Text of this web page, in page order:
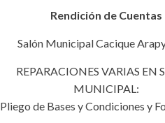
Rendición de Cuentas
Salón Municipal Cacique
REPARACIONES VARIAS EN
MUNICIPAL:
Pliego de Bases y Condiciones y